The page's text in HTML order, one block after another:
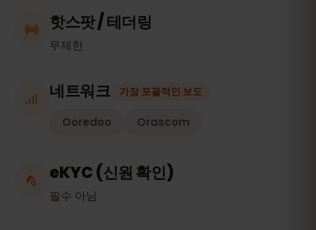
핫스팟 / 테더링
무제한
네트워크 가장 포괄적인 보도
Ooredoo Orascom
eKYC (신원 확인)
필수 아님